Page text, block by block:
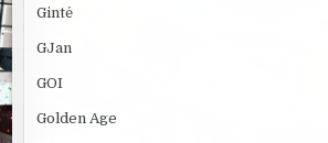
Gintė
GJan
GOI
Golden Age